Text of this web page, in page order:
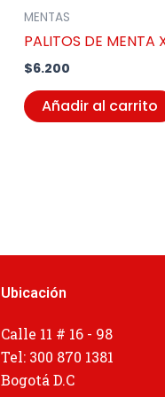
MENTAS
PALITOS DE
$6.200
Añadir al carrito
Ubicación
Calle 11 # 16 - 98
Tel: 300 870 1381
Bogotá D.C